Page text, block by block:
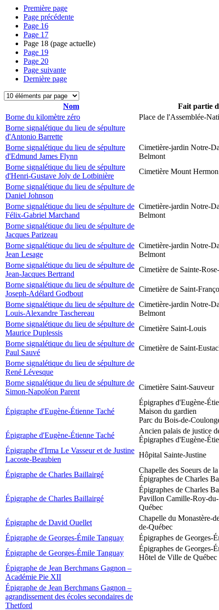
Première page
Page précédente
Page 16
Page 17
Page 18 (page actuelle)
Page 19
Page 20
Page suivante
Dernière page
Nom
Fait partie
Borne du kilomètre zéro
Place de l'Assemblée-
Borne signalétique du lieu de sépulture
d'Antonio Barrette
Borne signalétique du lieu de sépulture
d'Edmund James Flynn
Cimetière-jardin Notre-
Belmont
Borne signalétique du lieu de sépulture
d'Henri-Gustave Joly de Lotbinière
Cimetière Mount Hermon
Borne signalétique du lieu de sépulture de
Daniel Johnson
Borne signalétique du lieu de sépulture de
Félix-Gabriel Marchand
Cimetière-jardin Notre-
Belmont
Borne signalétique du lieu de sépulture de
Jacques Parizeau
Borne signalétique du lieu de sépulture de
Jean Lesage
Cimetière-jardin Notre-
Belmont
Borne signalétique du lieu de sépulture de
Jean-Jacques Bertrand
Cimetière de Sainte-
Borne signalétique du lieu de sépulture de
Joseph-Adélard Godbout
Cimetière de Saint-
Borne signalétique du lieu de sépulture de
Louis-Alexandre Taschereau
Cimetière-jardin Notre-
Belmont
Borne signalétique du lieu de sépulture de
Maurice Duplessis
Cimetière Saint-Louis
Borne signalétique du lieu de sépulture de
Paul Sauvé
Cimetière de Saint-
Borne signalétique du lieu de sépulture de
René Lévesque
Borne signalétique du lieu de sépulture de
Simon-Napoléon Parent
Cimetière Saint-Sauveur
Épigraphe d'Eugène-Étienne Taché
Épigraphes d'Eugène-
Maison du gardien
Parc du Bois-de-
Épigraphe d'Eugène-Étienne Taché
Ancien palais de justice
Épigraphes d'Eugène-
Épigraphe d'Irma Le Vasseur et de Justine
Lacoste-Beaubien
Hôpital Sainte-Justine
Épigraphe de Charles Baillairgé
Chapelle des Soeurs de
Épigraphes de Charles
Épigraphe de Charles Baillairgé
Épigraphes de Charles
Pavillon Camille-Roy-
Québec
Épigraphe de David Ouellet
Chapelle du Monastère-
de-Québec
Épigraphe de Georges-Émile Tanguay
Épigraphes de Georges-
Épigraphe de Georges-Émile Tanguay
Épigraphes de Georges-
Hôtel de Ville de Québec
Épigraphe de Jean Berchmans Gagnon –
Académie Pie XII
Épigraphe de Jean Berchmans Gagnon –
agrandissement des écoles secondaires de
Thetford